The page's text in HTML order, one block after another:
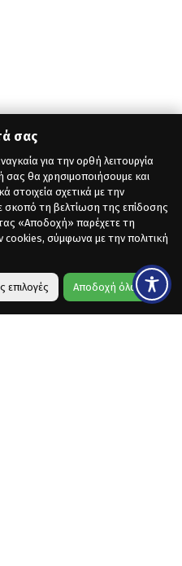
σας
για την ορθή λειτουργία
θα χρησιμοποιήσουμε και
στοιχεία σχετικά με την
σκοπό τη βελτίωση της επίδοσης
«Αποδοχή» παρέχετε τη
σύμφωνα με την πολιτική
επιλογές Αποδοχή όλων